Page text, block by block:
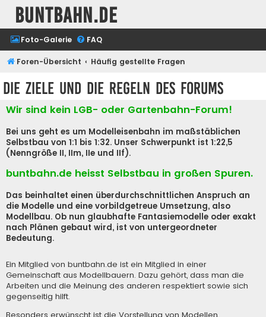
buntbahn.de
Foto-Galerie FAQ
Foren-Übersicht Häufig gestellte Fragen
Die Ziele und die Regeln des Forums
Wir sind kein LGB- oder Gartenbahn-Forum!
Bei uns geht es um Modelleisenbahn im maßstäblichen
Selbstbau von 1:1 bis 1:32. Unser Schwerpunkt ist 1:22,5
(Nenngröße II, IIm, IIe und IIf).
buntbahn.de heisst Selbstbau in großen Spuren.
Das beinhaltet einen überdurchschnittlichen Anspruch an
die Modelle und eine vorbildgetreue Umsetzung, also
Modellbau. Ob nun glaubhafte Fantasiemodelle oder exakt
nach Plänen gebaut wird, ist von untergeordneter
Bedeutung.
Ein Mitglied von buntbahn.de ist ein Mitglied in einer
Gemeinschaft aus Modellbauern. Dazu gehört, dass man die
Arbeiten und die Meinung des anderen respektiert sowie sich
gegenseitig hilft.